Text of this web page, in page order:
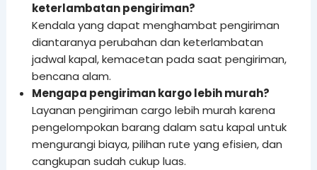
keterlambatan pengiriman?
Kendala yang dapat menghambat pengiriman
diantaranya perubahan dan keterlambatan
jadwal kapal, kemacetan pada saat pengiriman,
bencana alam.
Mengapa pengiriman kargo lebih murah?
Layanan pengiriman cargo lebih murah karena
pengelompokan barang dalam satu kapal untuk
mengurangi biaya, pilihan rute yang efisien, dan
cangkupan sudah cukup luas.